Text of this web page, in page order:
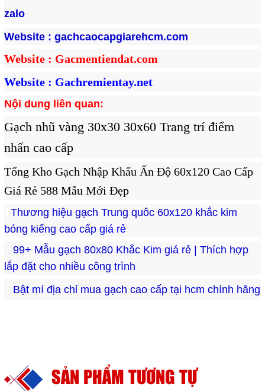
zalo
Website : gachcaocapgiarehcm.com
Website : Gacmentiendat.com
Website : Gachremientay.net
Nội dung liên quan:
Gạch nhũ vàng 30x30 30x60 Trang trí điểm
nhấn cao cấp
Tổng Kho Gạch Nhập Khẩu Ấn Độ 60x120 Cao Cấp
Giá Rẻ 588 Mẫu Mới Đẹp
Thương hiệu gạch Trung quôc 60x120 khắc kim
bóng kiếng cao cấp giá rẻ
99+ Mẫu gạch 80x80 Khắc Kim giá rẻ | Thích hợp
lắp đặt cho nhiều công trình
Bật mí địa chỉ mua gạch cao cấp tại hcm chính hãng
SẢN PHẨM TƯƠNG TỰ